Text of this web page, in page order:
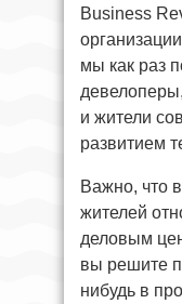
Business
мы как раз
и жители
развитием
Важно, что
жителей
деловым
вы решите
нибудь в